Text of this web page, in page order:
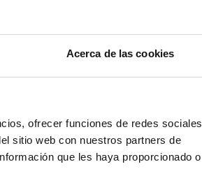
Acerca de las cookies
ofrecer funciones de redes sociales
sitio web con nuestros partners de
que les haya proporcionado o